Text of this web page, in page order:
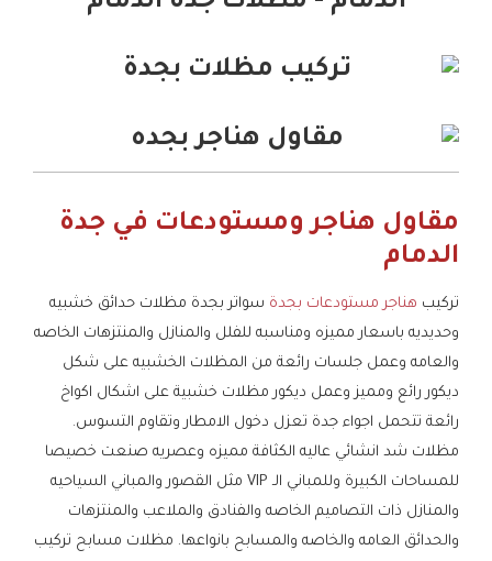
مقاول هناجر ومستودعات في جدة
الدمام
تركيب هناجر مستودعات بجدة سواتر بجدة مظلات حدائق خشبيه
وحديديه باسعار مميزه ومناسبه للفلل والمنازل والمنتزهات الخاصه
والعامه وعمل جلسات رائعة من المظلات الخشبيه على شكل
ديكور رائع ومميز وعمل ديكور مظلات خشبية على اشكال اكواخ
رائعة تتحمل اجواء جدة تعزل دخول الامطار وتقاوم التسوس.
مظلات شد انشائي عاليه الكثافة مميزه وعصريه صنعت خصيصا
للمساحات الكبيرة وللمباني الـ VIP مثل القصور والمباني السياحيه
والمنازل ذات التصاميم الخاصه والفنادق والملاعب والمنتزهات
والحدائق العامه والخاصه والمسابح بانواعها. مظلات مسابح تركيب